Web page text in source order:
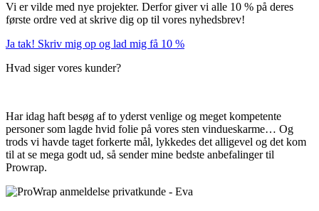
Vi er vilde med nye projekter. Derfor giver vi alle 10 % på deres
første ordre ved at skrive dig op til vores nyhedsbrev!
Ja tak! Skriv mig op og lad mig få 10 %
Hvad siger vores kunder?
Har idag haft besøg af to yderst venlige og meget kompetente
personer som lagde hvid folie på vores sten vindueskarme… Og
trods vi havde taget forkerte mål, lykkedes det alligevel og det kom
til at se mega godt ud, så sender mine bedste anbefalinger til
Prowrap.